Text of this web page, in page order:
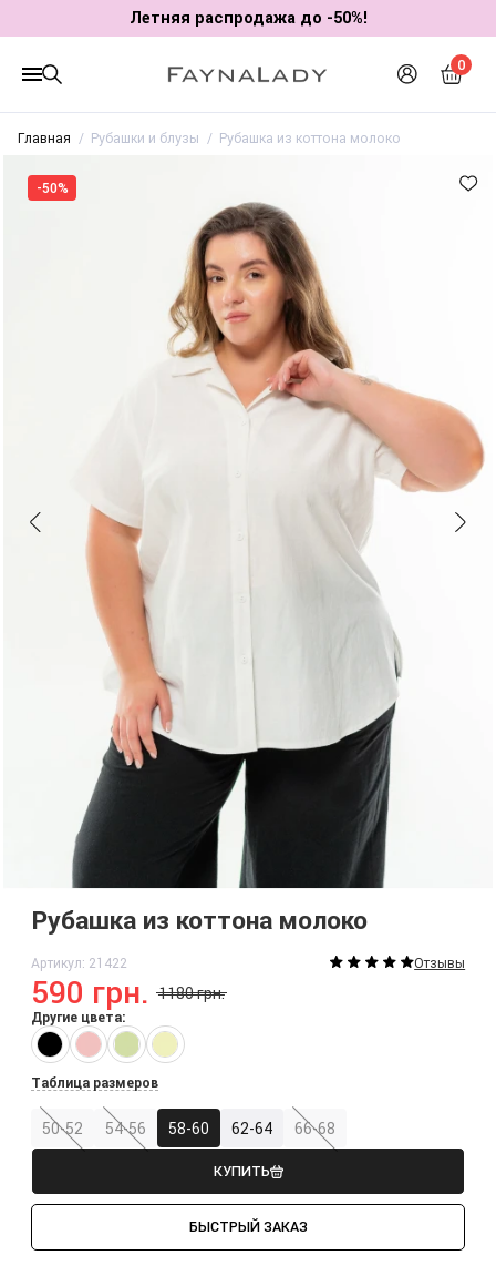
Летняя распродажа до -50%!
0
Главная Рубашки и блузы Рубашка из коттона молоко
-50%
Рубашка из коттона молоко
Артикул: 21422 Отзывы
590 грн. 1180 грн.
КУПИТЬ
БЫСТРЫЙ ЗАКАЗ
Другие цвета:
Таблица размеров
50-52 54-56 58-60 62-64 66-68